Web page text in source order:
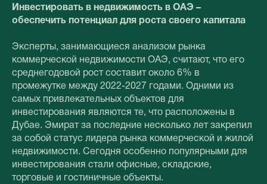
Инвестировать в недвижимость в ОАЭ –
обеспечить потенциал для роста своего капитала
Эксперты, занимающиеся анализом рынка
коммерческой недвижимости ОАЭ, считают, что его
среднегодовой рост составит около 6% в
промежутке между 2022-2027 годами. Одними из
самых привлекательных объектов для
инвестирования являются те, что расположены в
Дубае. Эмират за последние несколько лет закрепил
за собой статус лидера рынка коммерческой и жилой
недвижимости. Сегодня особенно популярными для
инвестирования стали офисные, складские,
торговые и гостиничные объекты.